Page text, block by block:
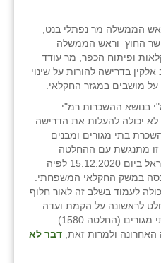
הממשלה מר נפתלי בנט,
שר החוץ וראש הממשלה
ופיתוח הכפר, מר עודד
אלקין בדרישה להורות על שינוי
מושבים במגזר החקלאי.
בנושא ההשכרות רמ"י
יכולה להעלות את הדרישה
בתי מגורים ומבנים
זו מתנגשת עם ההחלטה
שהתקבלה במועצת מקרקעי ישראל ביום 15.12.2020 לפיה
במשק החקלאי המשפחתי.
לעמוד בשלב זה לאור חלוף
לראשונה על הקמת ועדה
שתבחן אפשרות של השכרת בתי מגורים (החלטה 1580)
ולמרות זאת, דבר לא